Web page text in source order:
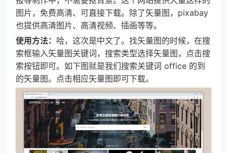
图片，免费高清、可直接下载。除了矢量图，pixabay
也提供高清图片、高清视频、插画等等。
使用方法： 哈，这次是中文了。找矢量图的时候，在搜
索框输入矢量图关键词，搜索类型选择矢量图，点击搜
索按钮即可。如下图就是我们搜索关键词 office 的到
的矢量图。点击相应矢量图即可下载。